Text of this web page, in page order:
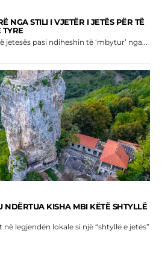
NGA STILI I VJETËR I JETËS PËR TË
TYRE
jetesës pasi ndiheshin të ‘mbytur’ nga...
NDËRTUA KISHA MBI KËTË SHTYLLË
legjendën lokale si një “shtyllë e jetës”